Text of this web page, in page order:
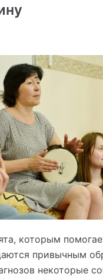
которым
привычным
некоторые